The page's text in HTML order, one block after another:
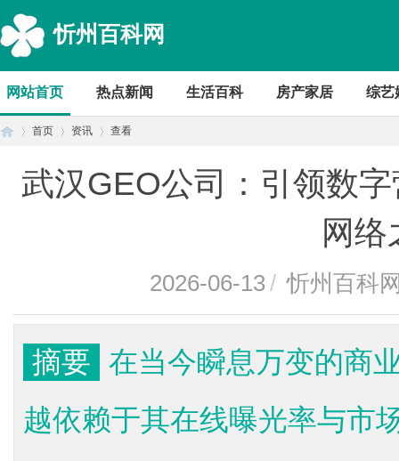
忻州百科网
网站首页 热点新闻 生活百科 房产家居 综艺
首页 资讯 查看
武汉GEO公司：引领数
网络
2026-06-13/ 忻州百科
摘要 在当今瞬息万变的商
越依赖于其在线曝光率与市